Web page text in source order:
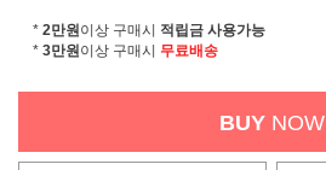
* 2만원이상 구매시 적립금 사용가능
* 3만원이상 구매시 무료배송
BUYNOW